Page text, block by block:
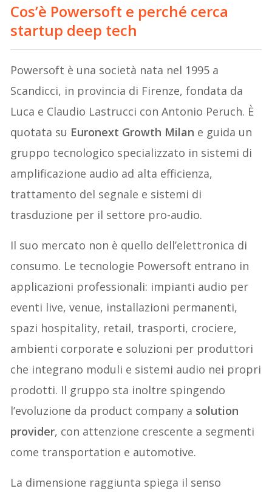
Cos’è Powersoft e perché cerca
startup deep tech
Powersoft è una società nata nel 1995 a
Scandicci, in provincia di Firenze, fondata da
Luca e Claudio Lastrucci con Antonio Peruch. È
quotata su Euronext Growth Milan e guida un
gruppo tecnologico specializzato in sistemi di
amplificazione audio ad alta efficienza,
trattamento del segnale e sistemi di
trasduzione per il settore pro-audio.
Il suo mercato non è quello dell’elettronica di
consumo. Le tecnologie Powersoft entrano in
applicazioni professionali: impianti audio per
eventi live, venue, installazioni permanenti,
spazi hospitality, retail, trasporti, crociere,
ambienti corporate e soluzioni per produttori
che integrano moduli e sistemi audio nei propri
prodotti. Il gruppo sta inoltre spingendo
l’evoluzione da product company a solution
provider, con attenzione crescente a segmenti
come transportation e automotive.
La dimensione raggiunta spiega il senso